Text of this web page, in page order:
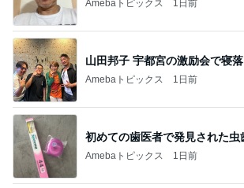
Amebaトピックス 1日前
山田邦子 宇都宮の激励会で寝
Amebaトピックス 1日前
初めての歯医者で発見された虫
Amebaトピックス 1日前